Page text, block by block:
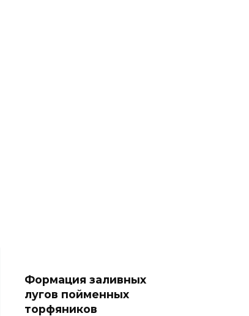
Формация заливных
лугов пойменных
торфяников